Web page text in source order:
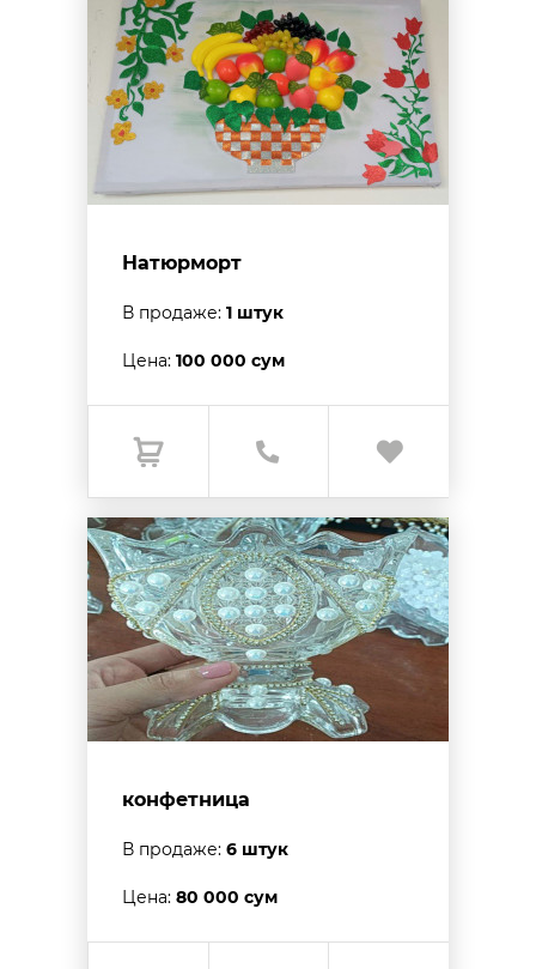
Натюрморт
В продаже: 1 штук
Цена: 100 000 сум
конфетница
В продаже: 6 штук
Цена: 80 000 сум